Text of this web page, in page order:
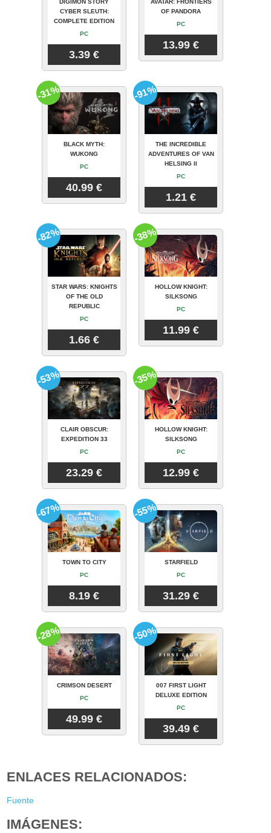
DIGIMON STORY
CYBER SLEUTH:
COMPLETE EDITION
PC
3.39 €
AVATAR: FRONTIERS
OF PANDORA
PC
13.99 €
BLACK MYTH:
WUKONG
PC
40.99 €
-31%
THE INCREDIBLE
ADVENTURES OF VAN
HELSING II
PC
1.21 €
-91%
STAR WARS: KNIGHTS
OF THE OLD
REPUBLIC
PC
1.66 €
-82%
HOLLOW KNIGHT:
SILKSONG
PC
11.99 €
-38%
CLAIR OBSCUR:
EXPEDITION 33
PC
23.29 €
-53%
HOLLOW KNIGHT:
SILKSONG
PC
12.99 €
-35%
TOWN TO CITY
PC
8.19 €
-67%
STARFIELD
PC
31.29 €
-55%
CRIMSON DESERT
PC
49.99 €
-28%
007 FIRST LIGHT
DELUXE EDITION
PC
39.49 €
-50%
ENLACES RELACIONADOS:
Fuente
IMÁGENES: